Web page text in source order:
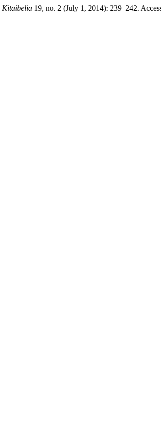
Kitaibelia 19, no. 2 (July 1, 2014): 239–242.